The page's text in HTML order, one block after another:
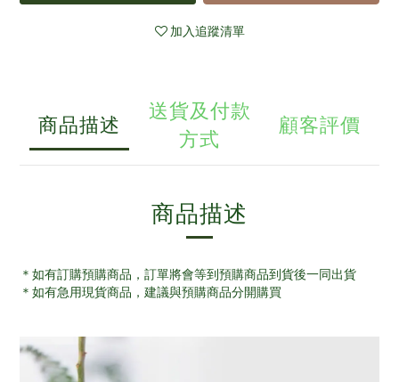
加入追蹤清單
商品描述
送貨及付款
方式
顧客評價
商品描述
＊如有訂購預購商品，訂單將會等到預購商品到貨後一同出貨
＊如有急用現貨商品，建議與預購商品分開購買